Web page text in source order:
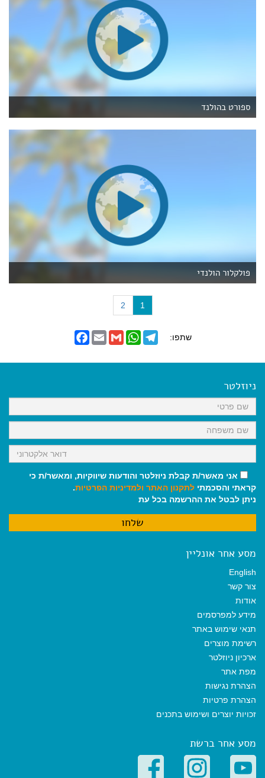
ספורט בהולנד
פולקלור הולנדי
1
c
u
r
e
)
2
שתפו:
F
a
e
k
E
m
i
G
m
i
W
h
t
p
T
e
e
m
ניוזלטר
אני מאשר/ת קבלת ניוזלטר והודעות שיווקיות, ומאשר/ת כי
קראתי והסכמתי לתקנון האתר ולמדיניות הפרטיות.
ניתן לבטל את ההרשמה בכל עת
מסע אחר אונליין
English
צור קשר
אודות
מידע למפרסמים
תנאי שימוש באתר
רשימת מוצרים
ארכיון ניוזלטר
מפת אתר
הצהרת נגישות
הצהרת פרטיות
זכויות יוצרים ושימוש בתכנים
מסע אחר ברשת